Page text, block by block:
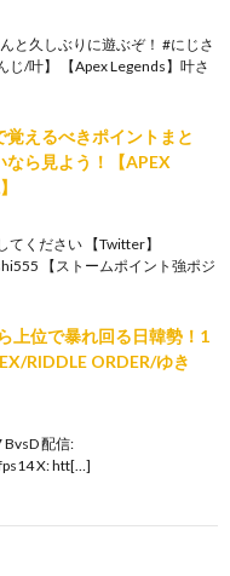
と久しぶりに遊ぶぞ！ #にじさ
じ/叶】 【Apex Legends】叶さ
えるべきポイントまと
ら見よう！【APEX
てください 【Twitter】
【ストームポイント強ポジ
上位で暴れ回る日韓勢！1
RIDDLE ORDER/ゆき
BvsD 配信:
X: htt[…]